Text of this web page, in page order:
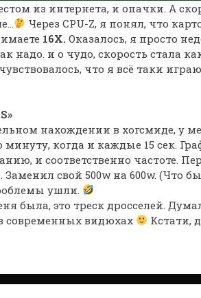
из интернета, и опачки. А
Через CPU-Z, я понял, что
16X. Оказалось, я просто
надо. и о чудо, скорость стала
что я всё таки
нахождении в хогсмиде, у
когда и каждые 15 сек.
и соответственно частоте.
Заменил свой 500w на 600w. (Что
ушли.
была, это треск дросселей.
современных видюхах
Кстати,